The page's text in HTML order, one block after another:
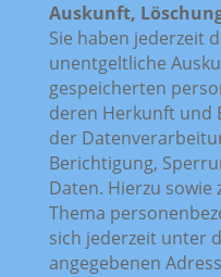
Auskunft,
Sie haben jederzeit
unentgeltliche
gespeicherten
deren Herkunft und
der
Berichtigung,
Daten. Hierzu sowie
Thema
sich jederzeit unter
angegebenen